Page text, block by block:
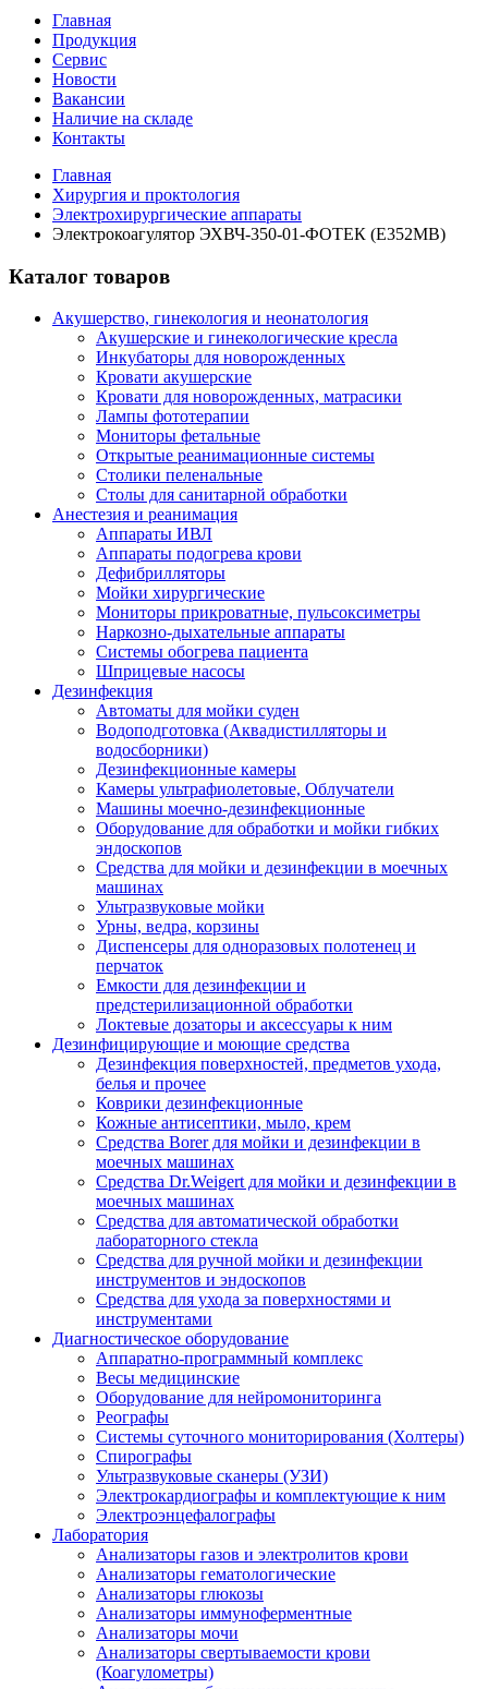
Главная
Продукция
Сервис
Новости
Вакансии
Наличие на складе
Контакты
Главная
Хирургия и проктология
Электрохирургические аппараты
Электрокоагулятор ЭХВЧ-350-01-ФОТЕК (Е352МВ)
Каталог товаров
Акушерство, гинекология и неонатология
Акушерские и гинекологические креслa
Инкубаторы для новорожденных
Кровати акушерские
Кровати для новорожденных, матрасики
Лампы фототерапии
Мониторы фетальные
Открытые реанимационные системы
Столики пеленальные
Столы для санитарной обработки
Анестезия и реанимация
Аппараты ИВЛ
Аппараты подогрева крови
Дефибрилляторы
Мойки хирургические
Мониторы прикроватные, пульсоксиметры
Наркозно-дыхательные аппараты
Системы обогрева пациента
Шприцевые насосы
Дезинфекция
Автоматы для мойки суден
Водоподготовка (Аквадистилляторы и
водосборники)
Дезинфекционные камеры
Камеры ультрафиолетовые, Облучатели
Машины моечно-дезинфекционные
Оборудование для обработки и мойки гибких
эндоскопов
Средства для мойки и дезинфекции в моечных
машинах
Ультразвуковые мойки
Урны, ведра, корзины
Диспенсеры для одноразовых полотенец и
перчаток
Емкости для дезинфекции и
предстерилизационной обработки
Локтевые дозаторы и аксессуары к ним
Дезинфицирующие и моющие средства
Дезинфекция поверхностей, предметов ухода,
белья и прочее
Коврики дезинфекционные
Кожные антисептики, мыло, крем
Средства Borer для мойки и дезинфекции в
моечных машинах
Средства Dr.Weigert для мойки и дезинфекции в
моечных машинах
Средства для автоматической обработки
лабораторного стекла
Средства для ручной мойки и дезинфекции
инструментов и эндоскопов
Средства для ухода за поверхностями и
инструментами
Диагностическое оборудование
Аппаратно-программный комплекс
Весы медицинские
Оборудование для нейромониторинга
Реографы
Системы суточного мониторирования (Холтеры)
Спирографы
Ультразвуковые сканеры (УЗИ)
Электрокардиографы и комплектующие к ним
Электроэнцефалографы
Лаборатория
Анализаторы газов и электролитов крови
Анализаторы гематологические
Анализаторы глюкозы
Анализаторы иммуноферментные
Анализаторы мочи
Анализаторы свертываемости крови
(Коагулометры)